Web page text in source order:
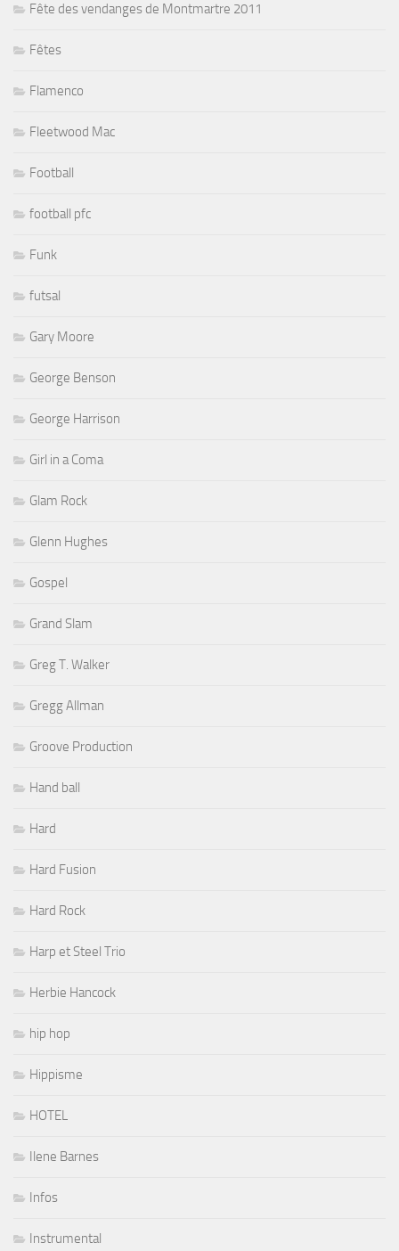
Fête des vendanges de Montmartre 2011
Fêtes
Flamenco
Fleetwood Mac
Football
football pfc
Funk
futsal
Gary Moore
George Benson
George Harrison
Girl in a Coma
Glam Rock
Glenn Hughes
Gospel
Grand Slam
Greg T. Walker
Gregg Allman
Groove Production
Hand ball
Hard
Hard Fusion
Hard Rock
Harp et Steel Trio
Herbie Hancock
hip hop
Hippisme
HOTEL
Ilene Barnes
Infos
Instrumental